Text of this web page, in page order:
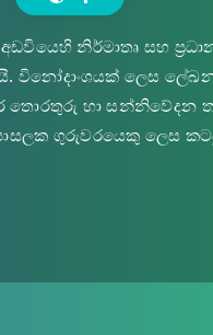
අඩවියෙහි නිර්මාතෘ සහ
විනෝදාංශයක් ලෙස
තොරතුරු හා සන්නිවේදන
ගුරුවරයෙකු ලෙස